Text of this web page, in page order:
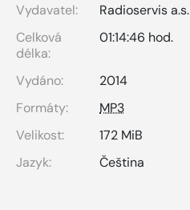
Vydavatel:
Radioservis a.s.
Celková
délka:
01:14:46 hod.
Vydáno:
2014
Formáty:
MP3
Velikost:
172 MiB
Jazyk:
Čeština